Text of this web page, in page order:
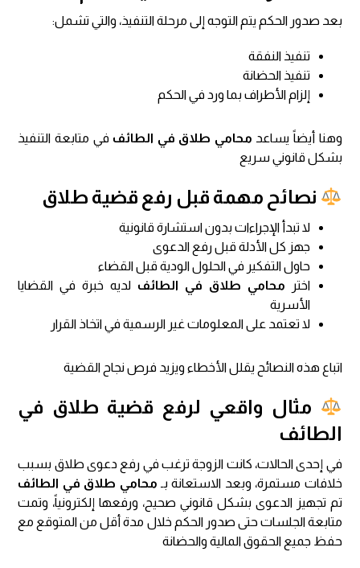
بعد صدور الحكم يتم التوجه إلى مرحلة التنفيذ، والتي تشمل:
تنفيذ النفقة
تنفيذ الحضانة
إلزام الأطراف بما ورد في الحكم
وهنا أيضاً يساعد محامي طلاق في الطائف في متابعة التنفيذ
بشكل قانوني سريع
نصائح مهمة قبل رفع قضية طلاق
لا تبدأ الإجراءات بدون استشارة قانونية
جهز كل الأدلة قبل رفع الدعوى
حاول التفكير في الحلول الودية قبل القضاء
اختر محامي طلاق في الطائف لديه خبرة في القضايا
الأسرية
لا تعتمد على المعلومات غير الرسمية في اتخاذ القرار
اتباع هذه النصائح يقلل الأخطاء ويزيد فرص نجاح القضية
مثال واقعي لرفع قضية طلاق في
الطائف
في إحدى الحالات، كانت الزوجة ترغب في رفع دعوى طلاق بسبب
خلافات مستمرة، وبعد الاستعانة بـ محامي طلاق في الطائف
تم تجهيز الدعوى بشكل قانوني صحيح، ورفعها إلكترونياً، وتمت
متابعة الجلسات حتى صدور الحكم خلال مدة أقل من المتوقع مع
حفظ جميع الحقوق المالية والحضانة